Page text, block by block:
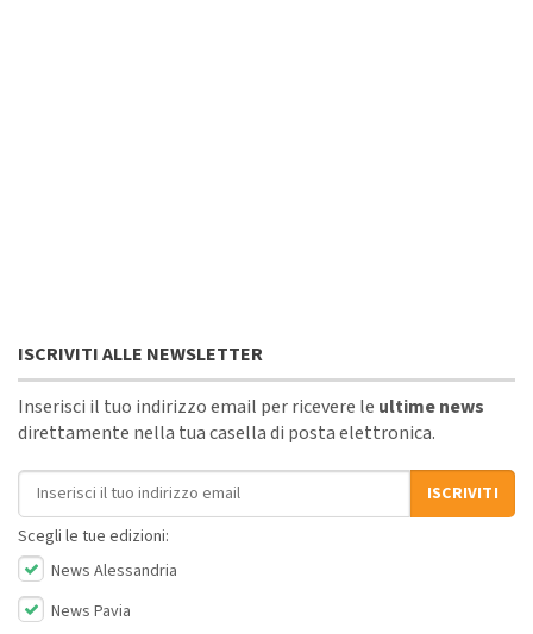
ISCRIVITI ALLE NEWSLETTER
Inserisci il tuo indirizzo email per ricevere le ultime news
direttamente nella tua casella di posta elettronica.
Indirizzo email
ISCRIVITI
Scegli le tue edizioni:
News Alessandria
News Pavia